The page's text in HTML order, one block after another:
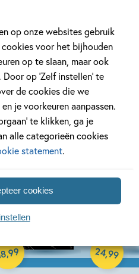
op onze websites gebruik
voor het bijhouden
op te slaan, maar ook
op ‘Zelf instellen’ te
de cookies die we
je voorkeuren aanpassen.
te klikken, ga je
alle categorieën cookies
statement.
cookies
kerst
,99 24,99